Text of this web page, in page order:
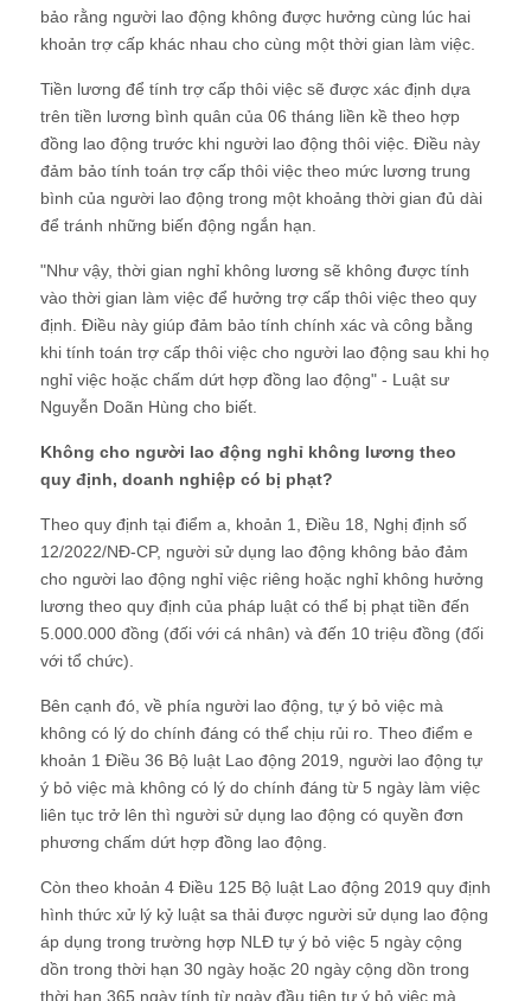
bảo rằng người lao động không được hưởng cùng lúc hai
khoản trợ cấp khác nhau cho cùng một thời gian làm việc.
Tiền lương để tính trợ cấp thôi việc sẽ được xác định dựa
trên tiền lương bình quân của 06 tháng liền kề theo hợp
đồng lao động trước khi người lao động thôi việc. Điều này
đảm bảo tính toán trợ cấp thôi việc theo mức lương trung
bình của người lao động trong một khoảng thời gian đủ dài
để tránh những biến động ngắn hạn.
"Như vậy, thời gian nghỉ không lương sẽ không được tính
vào thời gian làm việc để hưởng trợ cấp thôi việc theo quy
định. Điều này giúp đảm bảo tính chính xác và công bằng
khi tính toán trợ cấp thôi việc cho người lao động sau khi họ
nghỉ việc hoặc chấm dứt hợp đồng lao động" - Luật sư
Nguyễn Doãn Hùng cho biết.
Không cho người lao động nghỉ không lương theo
quy định, doanh nghiệp có bị phạt?
Theo quy định tại điểm a, khoản 1, Điều 18, Nghị định số
12/2022/NĐ-CP, người sử dụng lao động không bảo đảm
cho người lao động nghỉ việc riêng hoặc nghỉ không hưởng
lương theo quy định của pháp luật có thể bị phạt tiền đến
5.000.000 đồng (đối với cá nhân) và đến 10 triệu đồng (đối
với tổ chức).
Bên cạnh đó, về phía người lao động, tự ý bỏ việc mà
không có lý do chính đáng có thể chịu rủi ro. Theo điểm e
khoản 1 Điều 36 Bộ luật Lao động 2019, người lao động tự
ý bỏ việc mà không có lý do chính đáng từ 5 ngày làm việc
liên tục trở lên thì người sử dụng lao động có quyền đơn
phương chấm dứt hợp đồng lao động.
Còn theo khoản 4 Điều 125 Bộ luật Lao động 2019 quy định
hình thức xử lý kỷ luật sa thải được người sử dụng lao động
áp dụng trong trường hợp NLĐ tự ý bỏ việc 5 ngày cộng
dồn trong thời hạn 30 ngày hoặc 20 ngày cộng dồn trong
thời hạn 365 ngày tính từ ngày đầu tiên tự ý bỏ việc mà